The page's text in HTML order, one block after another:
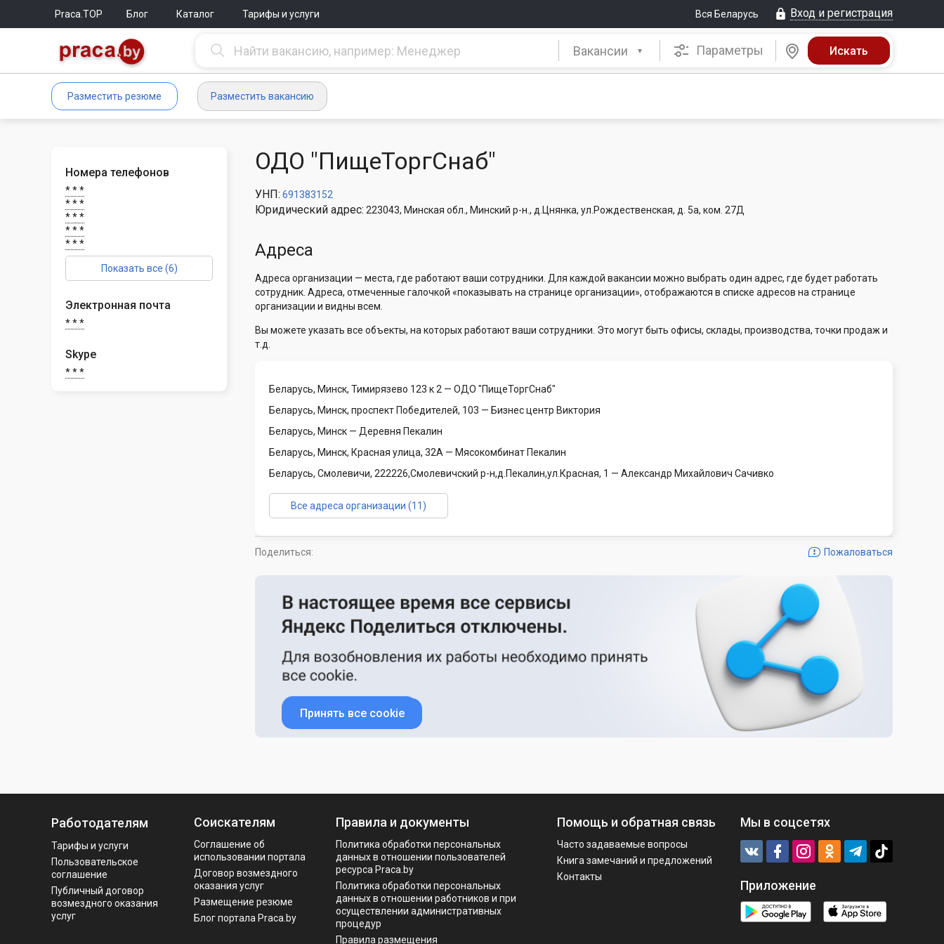
Praca.TOP Блог Каталог Тарифы и услуги Вся Беларусь Вход и регистрация
Вакансии Параметры
Разместить резюме Разместить вакансию
Номера телефонов
* * *
* * *
* * *
* * *
* * *
Показать все (6)
Электронная почта
* * *
Skype
* * *
ОДО "ПищеТоргСнаб"
УНП: 691383152
Юридический адрес: 223043, Минская обл., Минский р-н., д.Цнянка, ул.Рождественская, д. 5а, ком. 27Д
Адреса
Адреса организации — места, где работают ваши сотрудники. Для каждой вакансии можно выбрать один адрес, где будет работать
сотрудник. Адреса, отмеченные галочкой «показывать на странице организации», отображаются в списке адресов на странице
организации и видны всем.
Вы можете указать все объекты, на которых работают ваши сотрудники. Это могут быть офисы, склады, производства, точки продаж и
т.д.
Беларусь, Минск, Тимирязево 123 к 2 — ОДО "ПищеТоргСнаб"
Беларусь, Минск, проспект Победителей, 103 — Бизнес центр Виктория
Беларусь, Минск — Деревня Пекалин
Беларусь, Минск, Красная улица, 32А — Мясокомбинат Пекалин
Беларусь, Смолевичи, 222226,Смолевичский р-н,д.Пекалин,ул.Красная, 1 — Александр Михайлович Сачивко
Все адреса организации (11)
Пожаловаться
Поделиться:
Принять все cookie
Работодателям
Тарифы и услуги
Пользовательское
соглашение
Публичный договор
возмездного оказания
услуг
Соискателям
Соглашение об
использовании портала
Договор возмездного
оказания услуг
Размещение резюме
Блог портала Praca.by
Правила и документы
Политика обработки персональных
данных в отношении пользователей
ресурса Praca.by
Политикa обработки персональных
данных в отношении работников и при
осуществлении административных
процедур
Правила размещения
Помощь и обратная связь
Часто задаваемые вопросы
Книга замечаний и предложений
Контакты
Мы в соцсетях
Приложение